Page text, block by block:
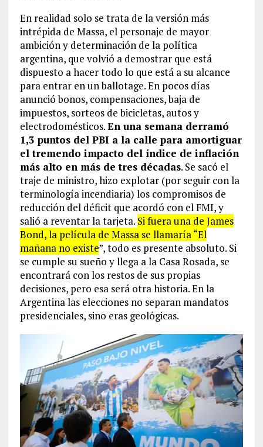
En realidad solo se trata de la versión más
intrépida de Massa, el personaje de mayor
ambición y determinación de la política
argentina, que volvió a demostrar que está
dispuesto a hacer todo lo que está a su alcance
para entrar en un ballotage. En pocos días
anunció bonos, compensaciones, baja de
impuestos, sorteos de bicicletas, autos y
electrodomésticos.En una semana derramó
1,3 puntos del PBI a la calle para amortiguar
el tremendo impacto del índice de inflación
más alto en más de tres décadas. Se sacó el
traje de ministro, hizo explotar (por seguir con la
terminología incendiaria) los compromisos de
reducción del déficit que acordó con el FMI, y
salió a reventar la tarjeta. Si fuera una de James
Bond, la película de Massa se llamaría “El
mañana no existe”, todo es presente absoluto. Si
se cumple su sueño y llega a la Casa Rosada, se
encontrará con los restos de sus propias
decisiones, pero esa será otra historia. En la
Argentina las elecciones no separan mandatos
presidenciales, sino eras geológicas.